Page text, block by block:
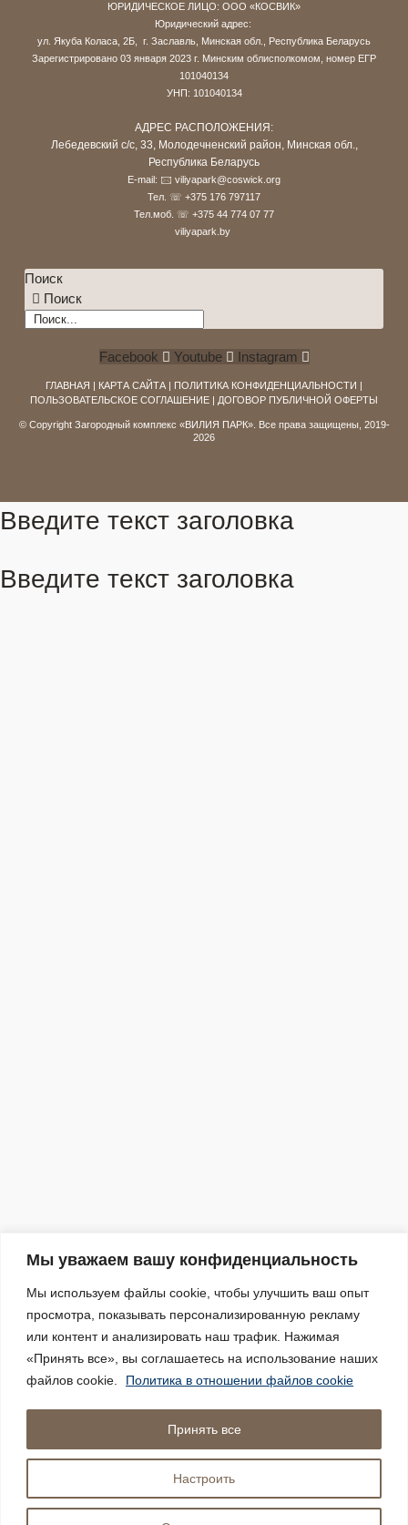
Мы уважаем вашу конфиденциальность
Мы используем файлы cookie, чтобы улучшить ваш опыт
просмотра, показывать персонализированную рекламу
или контент и анализировать наш трафик. Нажимая
«Принять все», вы соглашаетесь на использование наших
файлов cookie.
Политика в отношении файлов cookie
Настроить
Принять все
ЮРИДИЧЕСКОЕ ЛИЦО: ООО «КОСВИК»
Юридический адрес:
ул. Якуба Коласа, 2Б, г. Заславль, Минская обл., Республика Беларусь
Зарегистрировано 03 января 2023 г. Минским облисполкомом, номер ЕГР
101040134
УНП: 101040134
АДРЕС РАСПОЛОЖЕНИЯ:
Лебедевский с/с, 33, Молодечненский район, Минская обл.,
Республика Беларусь
E-mail: 🖂 viliyapark@coswick.org
Тел. ☏ +375 176 797117
Тел.моб. ☏ +375 44 774 07 77
viliyapark.by
Поиск
Поиск
Facebook Youtube Instagram
ГЛАВНАЯ | КАРТА САЙТА | ПОЛИТИКА КОНФИДЕНЦИАЛЬНОСТИ |
ПОЛЬЗОВАТЕЛЬСКОЕ СОГЛАШЕНИЕ | ДОГОВОР ПУБЛИЧНОЙ ОФЕРТЫ
© Copyright Загородный комплекс «ВИЛИЯ ПАРК». Все права защищены, 2019-
2026
Введите текст заголовка
Введите текст заголовка